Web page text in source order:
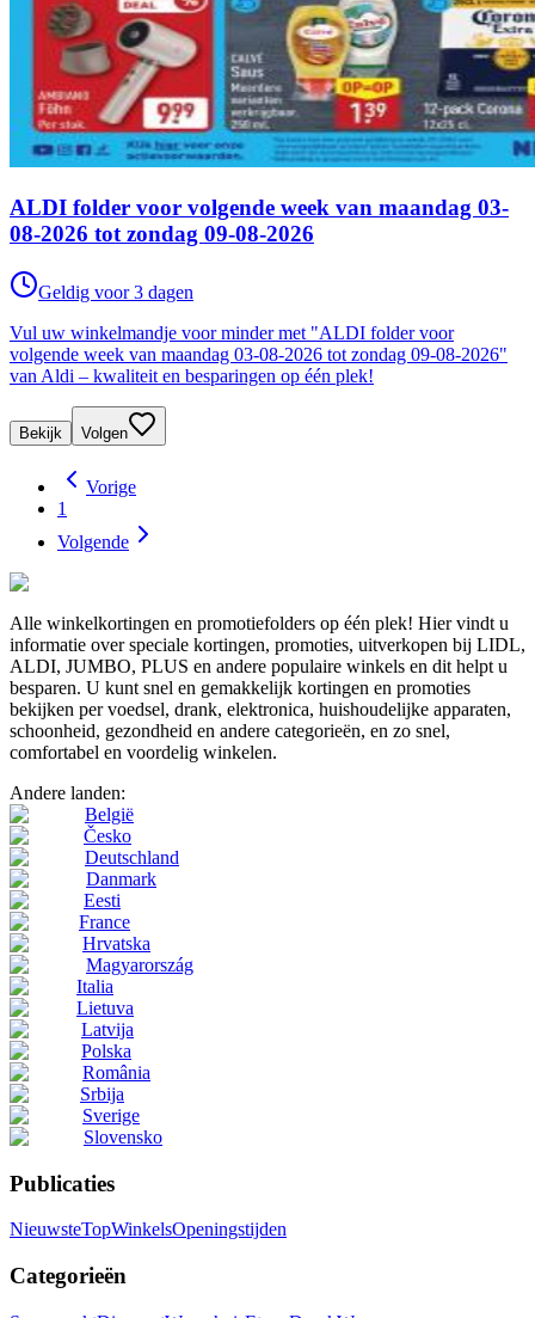
ALDI folder voor volgende week van maandag 03-
08-2026 tot zondag 09-08-2026
Geldig voor 3 dagen
Vul uw winkelmandje voor minder met "ALDI folder voor
volgende week van maandag 03-08-2026 tot zondag 09-08-2026"
van Aldi – kwaliteit en besparingen op één plek!
Bekijk Volgen
Vorige
1
Volgende
Alle winkelkortingen en promotiefolders op één plek! Hier vindt u
informatie over speciale kortingen, promoties, uitverkopen bij LIDL,
ALDI, JUMBO, PLUS en andere populaire winkels en dit helpt u
besparen. U kunt snel en gemakkelijk kortingen en promoties
bekijken per voedsel, drank, elektronica, huishoudelijke apparaten,
schoonheid, gezondheid en andere categorieën, en zo snel,
comfortabel en voordelig winkelen.
Andere landen:
België
Česko
Deutschland
Danmark
Eesti
France
Hrvatska
Magyarország
Italia
Lietuva
Latvija
Polska
România
Srbija
Sverige
Slovensko
Publicaties
NieuwsteTopWinkelsOpeningstijden
Categorieën